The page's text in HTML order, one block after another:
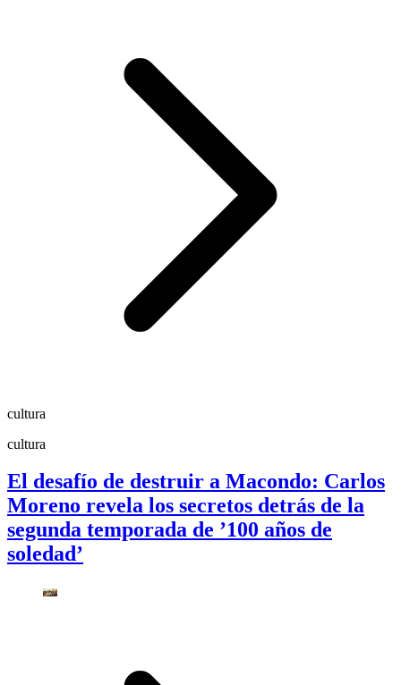
cultura
cultura
El desafío de destruir a Macondo: Carlos
Moreno revela los secretos detrás de la
segunda temporada de ’100 años de
soledad’